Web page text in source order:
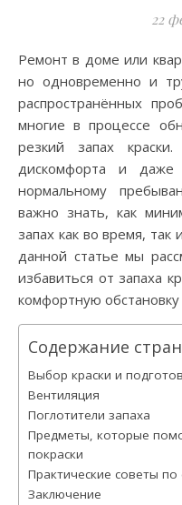
22
Ремонт в доме или квартире — это всегда радостное,
но одновременно и
распространённых
многие в процессе
резкий запах
дискомфорта и даже
нормальному
важно знать, как
запах как во время,
данной статье мы
избавиться от запаха
комфортную
Содержание
Выбор краски и
Вентиляция
Поглотители запаха
Предметы, которые
покраски
Практические советы
Заключение